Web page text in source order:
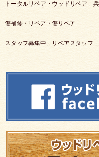
トータルリペア・ウッドリペア
傷補修・リペア・傷リペア
スタッフ募集中、リペアスタッフ